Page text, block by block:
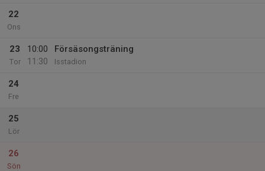
22
Ons
23
Tor
10:00
11:30
Försäsongsträning
Isstadion
24
Fre
25
Lör
26
Sön